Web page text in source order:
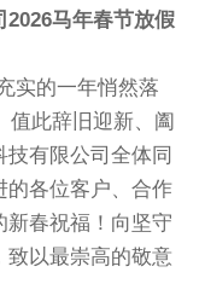
马年春节放假
的一年悄然落
值此辞旧迎新、阖
有限公司全体同
的各位客户、合作
新春祝福！向坚守
致以最崇高的敬意